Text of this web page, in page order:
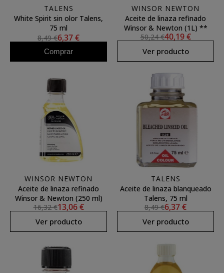
TALENS
White Spirit sin olor Talens,
75 ml
8,49 €6,37 €
Comprar
WINSOR NEWTON
Aceite de linaza refinado
Winsor & Newton (1L) **
50,24 €40,19 €
Ver producto
WINSOR NEWTON
Aceite de linaza refinado
Winsor & Newton (250 ml)
16,32 €13,06 €
Ver producto
TALENS
Aceite de linaza blanqueado
Talens, 75 ml
8,49 €6,37 €
Ver producto